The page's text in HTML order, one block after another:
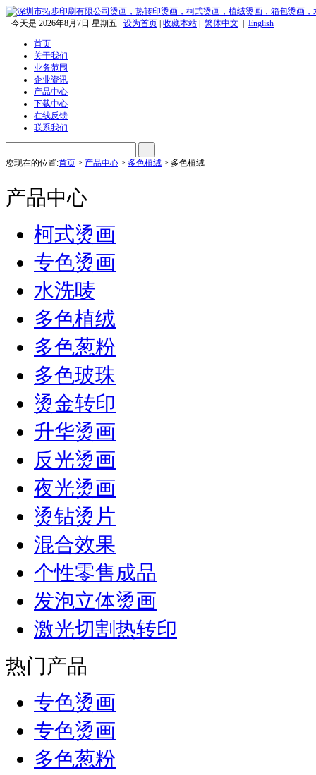
今天是 2026年8月7日 星期五 设为首页 收藏本站 繁体中文 English
首页
关于我们
业务范围
企业资讯
产品中心
下载中心
在线反馈
联系我们
您现在的位置:首页 > 产品中心 > 多色植绒 > 多色植绒
产品中心
柯式烫画
专色烫画
水洗唛
多色植绒
多色葱粉
多色玻珠
烫金转印
升华烫画
反光烫画
夜光烫画
烫钻烫片
混合效果
个性零售成品
发泡立体烫画
激光切割热转印
热门产品
专色烫画
专色烫画
多色葱粉